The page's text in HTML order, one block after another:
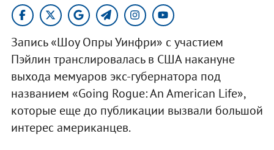
Запись «Шоу Опры Уинфри» с участием
Пэйлин транслировалась в США накануне
выхода мемуаров экс-губернатора под
названием «Going Rogue: An American Life»,
которые еще до публикации вызвали большой
интерес американцев.